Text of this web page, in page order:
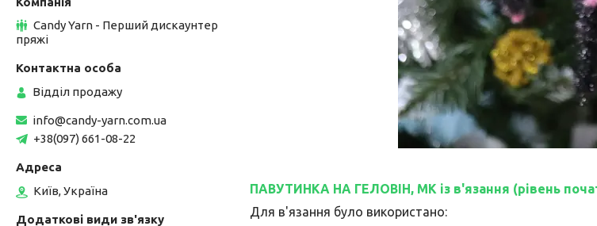
ПАВУТИНКА НА ГЕЛОВІН, МК із в'язання (рівень
Для в'язання було використано:
Candy Yarn - Перший дискаунтер
пряжі
Відділ продажу
info@candy-yarn.com.ua
+38(097) 661-08-22
Київ, Україна